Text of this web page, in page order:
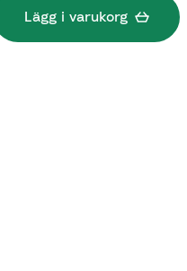
Lägg i varukorg